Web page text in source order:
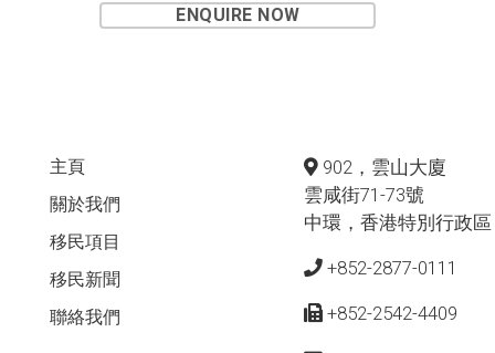
主頁
關於我們
移民項目
移民新聞
聯絡我們
902，雲山大廈
雲咸街71-73號
中環，香港特別行政區
+852-2877-0111
+852-2542-4409